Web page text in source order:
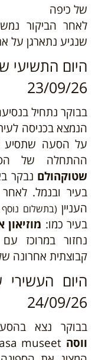
של כיפה
לאחר הביקור
שנגיע נתארגן על
היום התשיעי
23/09/26
בבוקר נתחיל
הנמצא בכניסה
על הסעה שתסיע
ההתחלה של
שטוקהולם נבקר
בעיר ובנמל.
העניין (בתשלום
בעיר כמו:
נחזור במרוכז
קבוצתית אחרונה
היום
24/09/26
בבוקר נצא
ווסה